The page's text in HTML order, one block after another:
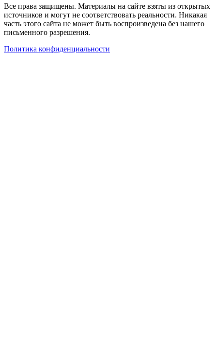
Все права защищены. Материалы на сайте взяты из открытых
источников и могут не соответствовать реальности. Никакая
часть этого сайта не может быть воспроизведена без нашего
письменного разрешения.
Политика конфиденциальности